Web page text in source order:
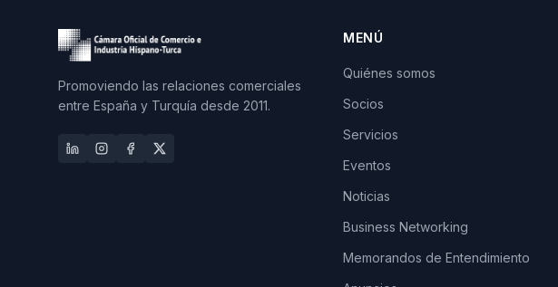
Promoviendo las relaciones comerciales
entre España y Turquía desde 2011.
MENÚ
Quiénes somos
Socios
Servicios
Eventos
Noticias
Business Networking
Memorandos de Entendimiento